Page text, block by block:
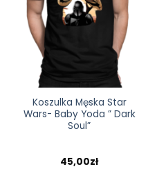
Koszulka Męska Star
Wars- Baby Yoda ” Dark
Soul”
45,00zł